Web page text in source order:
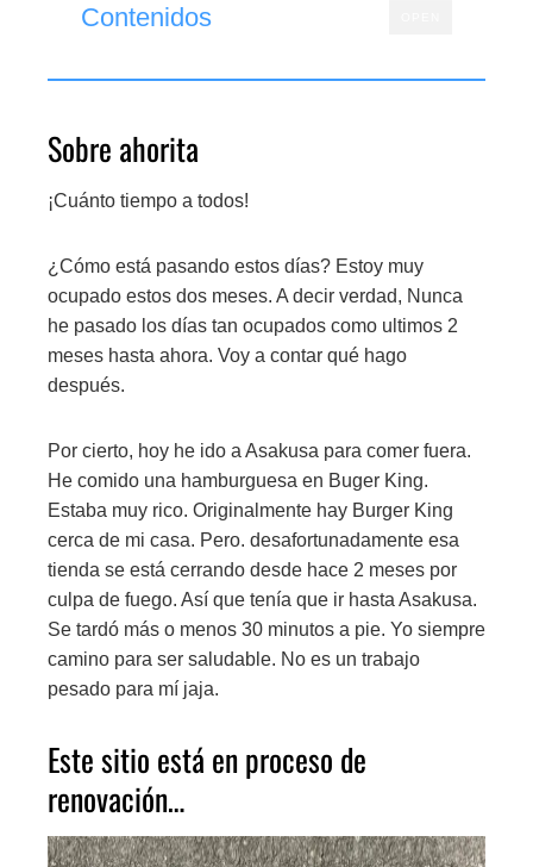
Contenidos
Sobre ahorita
¡Cuánto tiempo a todos!
¿Cómo está pasando estos días? Estoy muy
ocupado estos dos meses. A decir verdad, Nunca
he pasado los días tan ocupados como ultimos 2
meses hasta ahora. Voy a contar qué hago
después.
Por cierto, hoy he ido a Asakusa para comer fuera.
He comido una hamburguesa en Buger King.
Estaba muy rico. Originalmente hay Burger King
cerca de mi casa. Pero. desafortunadamente esa
tienda se está cerrando desde hace 2 meses por
culpa de fuego. Así que tenía que ir hasta Asakusa.
Se tardó más o menos 30 minutos a pie. Yo siempre
camino para ser saludable. No es un trabajo
pesado para mí jaja.
Este sitio está en proceso de
renovación…